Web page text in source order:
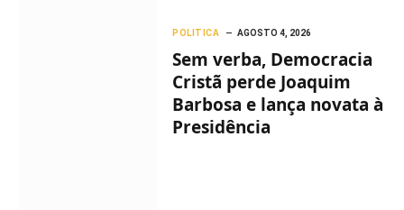
POLITICA AGOSTO 4, 2026
Sem verba, Democracia
Cristã perde Joaquim
Barbosa e lança novata à
Presidência